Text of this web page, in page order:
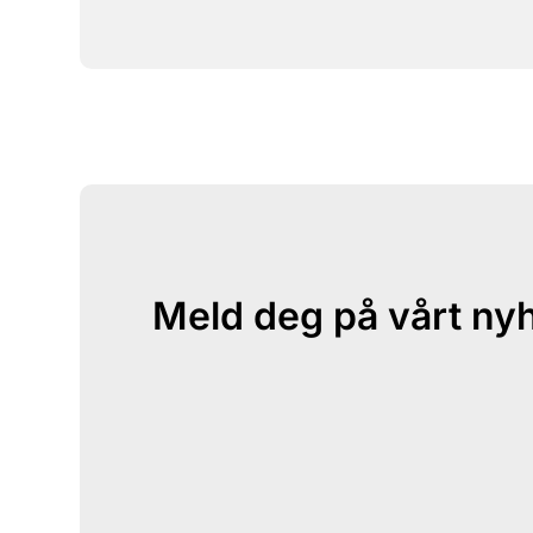
Meld deg på vårt